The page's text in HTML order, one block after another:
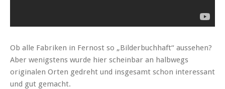
Ob alle Fabriken in Fernost so „Bilderbuchhaft“ aussehen?
Aber wenigstens wurde hier scheinbar an halbwegs
originalen Orten gedreht und insgesamt schon interessant
und gut gemacht.